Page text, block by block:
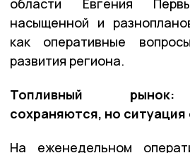
насыщенной и
как оперативные
развития региона.
Топливный рынок:
сохраняются, но ситуация
На еженедельном